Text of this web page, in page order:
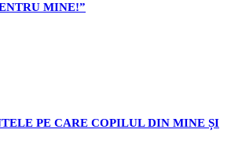
MINE!”
PE CARE COPILUL DIN MINE ȘI